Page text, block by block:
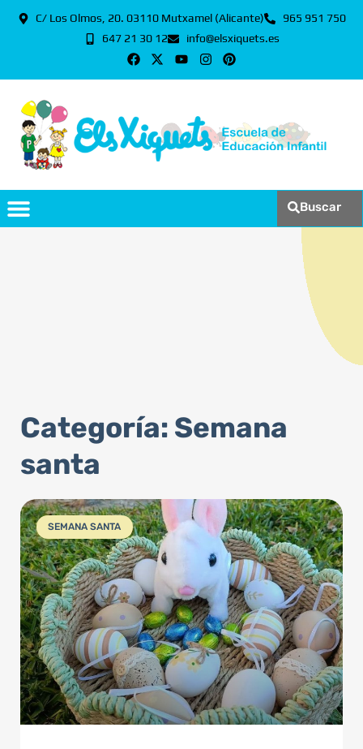
C/ Los Olmos, 20. 03110 Mutxamel (Alicante)
965 951 750
647 21 30 12
info@elsxiquets.es
Buscar
Categoría: Semana
santa
SEMANA SANTA